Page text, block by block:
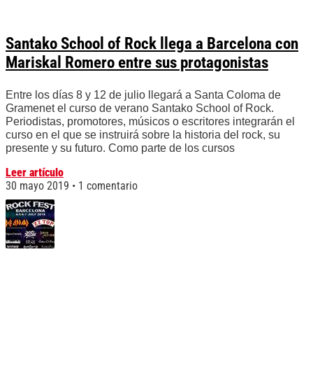
Santako School of Rock llega a Barcelona con
Mariskal Romero entre sus protagonistas
Entre los días 8 y 12 de julio llegará a Santa Coloma de
Gramenet el curso de verano Santako School of Rock.
Periodistas, promotores, músicos o escritores integrarán el
curso en el que se instruirá sobre la historia del rock, su
presente y su futuro. Como parte de los cursos
Leer artículo
30 mayo 2019
1 comentario